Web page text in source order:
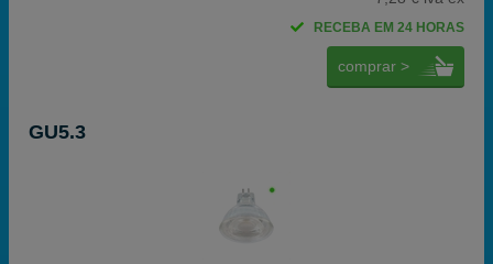
RECEBA EM 24 HORAS
comprar >
GU5.3